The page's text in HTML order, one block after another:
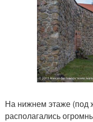
На нижнем этаже (под
располагались